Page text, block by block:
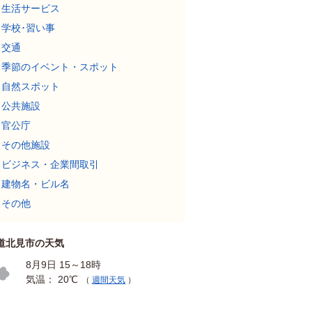
生活サービス
学校･習い事
交通
季節のイベント・スポット
自然スポット
公共施設
官公庁
その他施設
ビジネス・企業間取引
建物名・ビル名
その他
北見市の天気
8月9日 15～18時
気温： 20℃
（ 週間天気 ）